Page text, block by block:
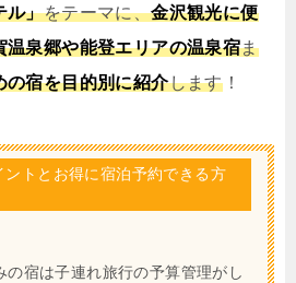
ル」をテーマに、金沢観光に便
温泉郷や能登エリアの温泉宿ま
の宿を目的別に紹介します！
ントとお得に宿泊予約できる方
の宿は子連れ旅行の予算管理がし